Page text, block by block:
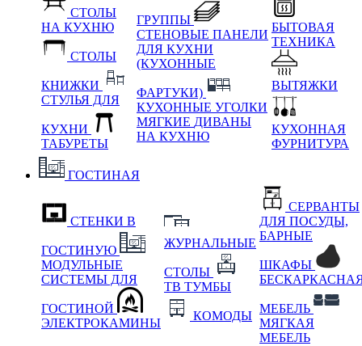
СТОЛЫ
НА КУХНЮ
СТОЛЫ
КНИЖКИ
СТУЛЬЯ ДЛЯ
КУХНИ
ТАБУРЕТЫ
ГРУППЫ
СТЕНОВЫЕ ПАНЕЛИ
ДЛЯ КУХНИ
(КУХОННЫЕ
ФАРТУКИ)
КУХОННЫЕ УГОЛКИ
МЯГКИЕ ДИВАНЫ
НА КУХНЮ
БЫТОВАЯ
ТЕХНИКА
ВЫТЯЖКИ
КУХОННАЯ
ФУРНИТУРА
ГОСТИНАЯ
СТЕНКИ В
ГОСТИНУЮ
МОДУЛЬНЫЕ
СИСТЕМЫ ДЛЯ
ГОСТИНОЙ
ЭЛЕКТРОКАМИНЫ
ЖУРНАЛЬНЫЕ
СТОЛЫ
ТВ ТУМБЫ
КОМОДЫ
СЕРВАНТЫ
ДЛЯ ПОСУДЫ,
БАРНЫЕ
ШКАФЫ
МЕБЕЛЬ
МЯГКАЯ
МЕБЕЛЬ